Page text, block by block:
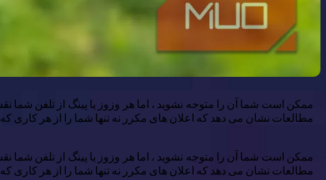
ممکن است شما آن را متوجه نشوید ، اما هر وزوز یا پینگ از تلفن شما
مطالعات نشان می دهد که اعلان های مکرر نه تنها شما را از هر کاری
ممکن است شما آن را متوجه نشوید ، اما هر وزوز یا پینگ از تلفن شما
مطالعات نشان می دهد که اعلان های مکرر نه تنها شما را از هر کاری